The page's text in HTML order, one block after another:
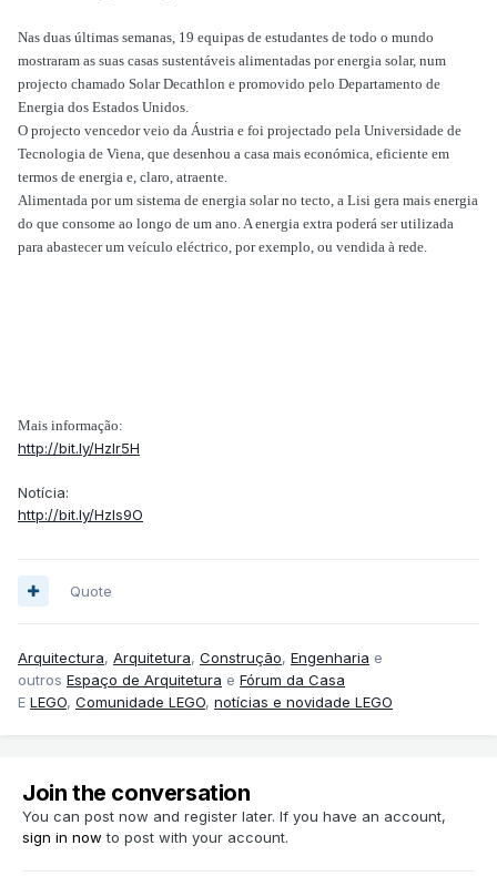
Nas duas últimas semanas, 19 equipas de estudantes de todo o mundo
mostraram as suas casas sustentáveis alimentadas por energia solar, num
projecto chamado Solar Decathlon e promovido pelo Departamento de
Energia dos Estados Unidos.
O projecto vencedor veio da Áustria e foi projectado pela Universidade de
Tecnologia de Viena, que desenhou a casa mais económica, eficiente em
termos de energia e, claro, atraente.
Alimentada por um sistema de energia solar no tecto, a Lisi gera mais energia
do que consome ao longo de um ano. A energia extra poderá ser utilizada
para abastecer um veículo eléctrico, por exemplo, ou vendida à rede.
Mais informação:
http://bit.ly/Hzlr5H
Notícia:
http://bit.ly/Hzls9O
Quote
Arquitectura, Arquitetura, Construção, Engenharia e
outros Espaço de Arquitetura e Fórum da Casa
E LEGO, Comunidade LEGO, notícias e novidade LEGO
Join the conversation
You can post now and register later. If you have an account,
sign in now to post with your account.